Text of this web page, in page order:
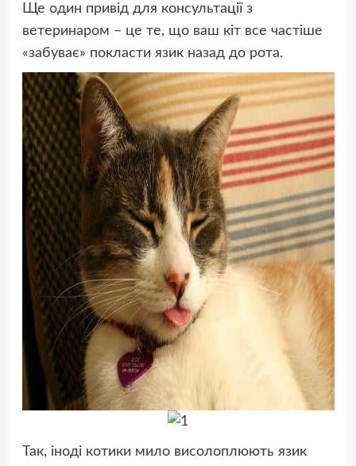
Ще один привід для консультації з
ветеринаром – це те, що ваш кіт все частіше
«забуває» покласти язик назад до рота.
Так, іноді котики мило висолоплюють язик